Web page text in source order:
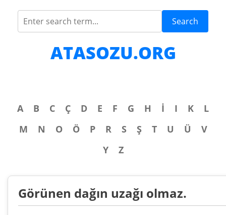
Search
ATASOZU.ORG
A B C Ç D E F G H İ I K
L
M
N O Ö P R S Ş T U Ü
V
Y
Z
Görünen dağın uzağı olmaz.